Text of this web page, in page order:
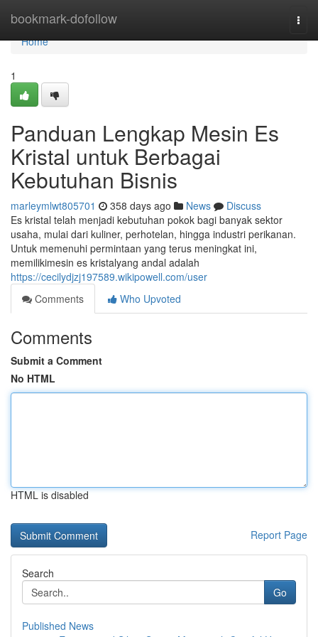
bookmark-dofollow
Home
Home
1
Panduan Lengkap Mesin Es
Kristal untuk Berbagai
Kebutuhan Bisnis
marleymlwt805701 358 days ago News
Discuss
Es kristal telah menjadi kebutuhan pokok bagi banyak sektor
usaha, mulai dari kuliner, perhotelan, hingga industri perikanan.
Untuk memenuhi permintaan yang terus meningkat ini,
memilikimesin es kristalyang andal adalah
https://cecilydjzj197589.wikipowell.com/user
Comments
Who Upvoted
Comments
Submit a Comment
No HTML
HTML is disabled
Report Page
Search
Go
Published News